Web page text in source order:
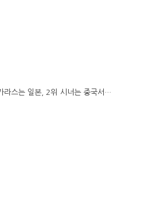
라스는 일본, 2위 시너는 중국서…